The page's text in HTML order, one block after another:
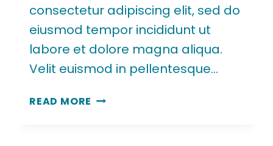
consectetur adipiscing elit, sed do
eiusmod tempor incididunt ut
labore et dolore magna aliqua.
Velit euismod in pellentesque…
READ MORE